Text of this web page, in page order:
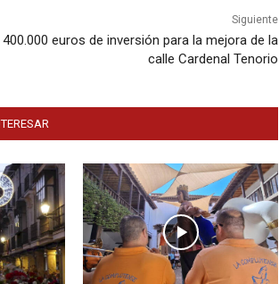
Siguiente
400.000 euros de inversión para la mejora de la
calle Cardenal Tenorio